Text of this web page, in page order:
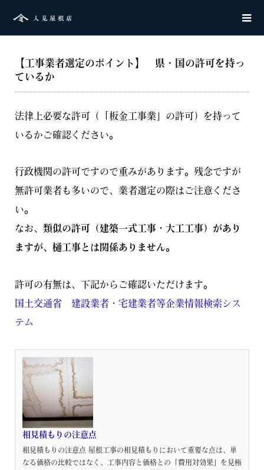
【工事業者選定のポイント】 県・国の許可を持っ
ているか
法律上必要な許可（「板金工事業」の許可）を持って
いるかご確認ください。
行政機関の許可ですので重みがあります。残念ですが
無許可業者も多いので、業者選定の際はご注意くださ
い。
なお、 類似の許可（建築一式工事・大工工事）があり
ますが、樋工事とは関係ありません。
許可の有無は、下記からご確認いただけます。
国土交通省 建設業者・宅建業者等企業情報検索シス
テム
相見積もりの注意点
相見積もりの注意点 屋根工事の相見積もりにおいて重要な点は、単
なる価格の比較ではなく、工事内容と価格との「費用対効果」を見極